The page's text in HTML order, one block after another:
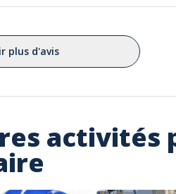
plus d'avis
activités